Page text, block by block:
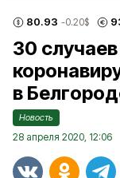
80.93 -0.20$
30
в
Новость
28 апреля 2020, 12:06